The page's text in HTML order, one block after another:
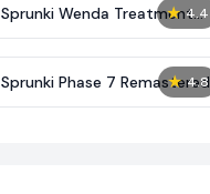
★ 4.4
Sprunki Wenda Treatment
Phase 40
★ 4.8
Sprunki Phase 7 Remastered